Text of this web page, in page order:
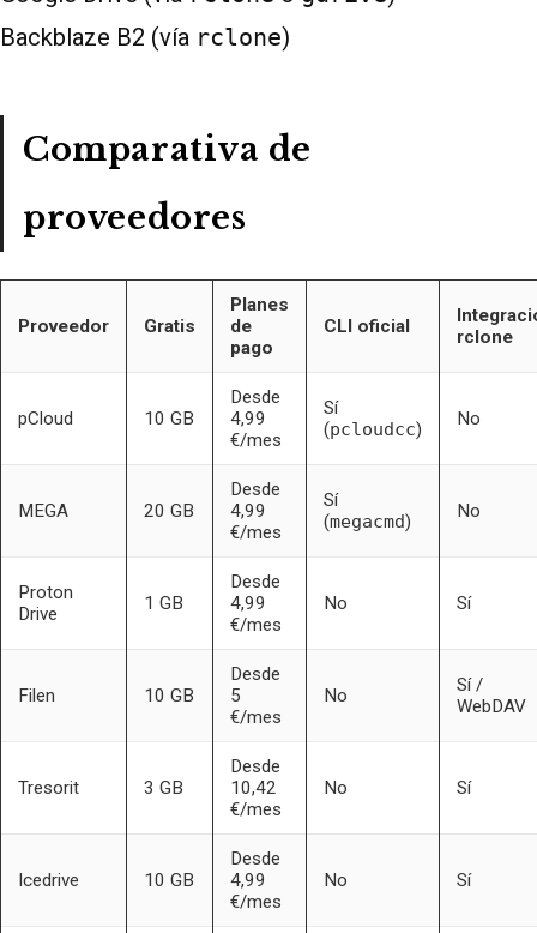
Backblaze B2 (vía rclone)
Comparativa de
proveedores
Proveedor Gratis
Planes
de
pago
CLI oficial
rclone
pCloud 10 GB
Desde
4,99
€/mes
Sí
(pcloudcc) No
MEGA 20 GB
Desde
4,99
€/mes
Sí
(megacmd) No
Proton
Drive
1 GB
Desde
4,99
€/mes
No Sí
Filen 10 GB
Desde
5
€/mes
No
Sí /
WebDAV
Tresorit 3 GB
Desde
10,42
€/mes
No Sí
Icedrive 10 GB
Desde
4,99
€/mes
No Sí